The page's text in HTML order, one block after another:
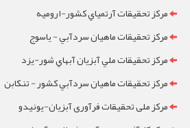
مرکز تحقيقات آرتمياي کشور-ارومیه
مرکز تحقيقات ماهيان سردآبي - ياسوج
مرکز تحقيقات ملي آبزيان آبهاي شور-یزد
مرکز تحقيقات ماهيان سردآبي کشور - تنکابن
مرکز ملی تحقیقات فرآوری آبزیان-یونیدو